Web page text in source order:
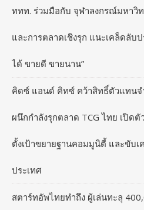
ททท. ร่วมมือกับ จุฬาลงกรณ์มหาวิ
และการตลาดเชิงรุก แนะเคล็ดลับ
ได้ ขายดี ขายนาน”
คิดซ์ แอนด์ คิทซ์ คว้าสิทธิ์ตัวแทนจ
ผนึกกำลังรุกตลาด TCG ไทย เปิดตั
ตั้งเป้าขยายฐานคอมมูนิตี้ และขับ
ประเทศ
สตาร์ทอัพไทยทำถึง ผู้เล่นทะลุ